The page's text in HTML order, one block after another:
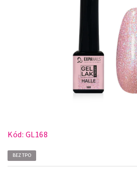
Kód: GL168
BEZ TPO